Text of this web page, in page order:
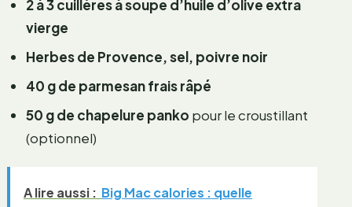
2 à 3 cuillères à soupe d’huile d’olive extra
vierge
Herbes de Provence, sel, poivre noir
40 g de parmesan frais râpé
50 g de chapelure panko pour le croustillant
(optionnel)
A lire aussi : Big Mac calories : quelle